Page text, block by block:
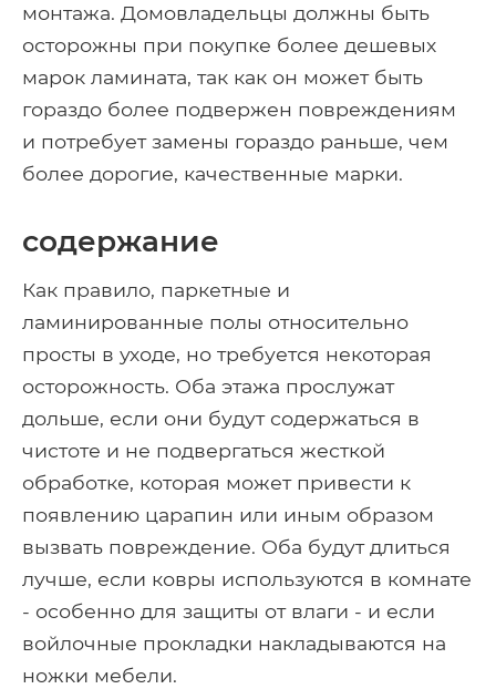
монтажа. Домовладельцы должны быть
осторожны при покупке более дешевых
марок ламината, так как он может быть
гораздо более подвержен повреждениям
и потребует замены гораздо раньше, чем
более дорогие, качественные марки.
содержание
Как правило, паркетные и
ламинированные полы относительно
просты в уходе, но требуется некоторая
осторожность. Оба этажа прослужат
дольше, если они будут содержаться в
чистоте и не подвергаться жесткой
обработке, которая может привести к
появлению царапин или иным образом
вызвать повреждение. Оба будут длиться
лучше, если ковры используются в комнате
- особенно для защиты от влаги - и если
войлочные прокладки накладываются на
ножки мебели.